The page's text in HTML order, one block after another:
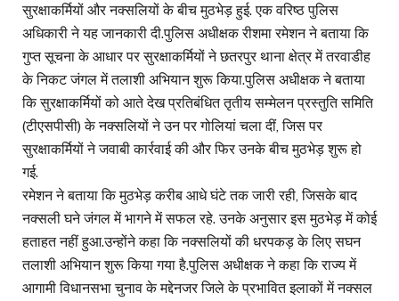
सुरक्षाकर्मियों और नक्सलियों के बीच मुठभेड़ हुई. एक वरिष्ठ पुलिस
अधिकारी ने यह जानकारी दी.पुलिस अधीक्षक रीशमा रमेशन ने बताया कि
गुप्त सूचना के आधार पर सुरक्षाकर्मियों ने छतरपुर थाना क्षेत्र में तरवाडीह
के निकट जंगल में तलाशी अभियान शुरू किया.पुलिस अधीक्षक ने बताया
कि सुरक्षाकर्मियों को आते देख प्रतिबंधित तृतीय सम्मेलन प्रस्तुति समिति
(टीएसपीसी) के नक्सलियों ने उन पर गोलियां चला दीं, जिस पर
सुरक्षाकर्मियों ने जवाबी कार्रवाई की और फिर उनके बीच मुठभेड़ शुरू हो
गई.
रमेशन ने बताया कि मुठभेड़ करीब आधे घंटे तक जारी रही, जिसके बाद
नक्सली घने जंगल में भागने में सफल रहे. उनके अनुसार इस मुठभेड़ में कोई
हताहत नहीं हुआ.उन्होंने कहा कि नक्सलियों की धरपकड़ के लिए सघन
तलाशी अभियान शुरू किया गया है.पुलिस अधीक्षक ने कहा कि राज्य में
आगामी विधानसभा चुनाव के मद्देनजर जिले के प्रभावित इलाकों में नक्सल